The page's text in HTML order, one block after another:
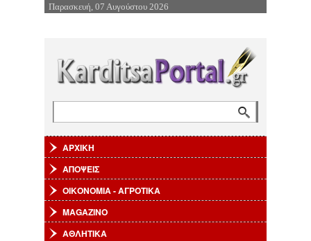
Επιστροφή στην Πλοήγηση
Παρασκευή, 07 Αυγούστου 2026
ΑΡΧΙΚΗ
ΑΠΟΨΕΙΣ
ΟΙΚΟΝΟΜΙΑ - ΑΓΡΟΤΙΚΑ
MAGAZINO
ΑΘΛΗΤΙΚΑ